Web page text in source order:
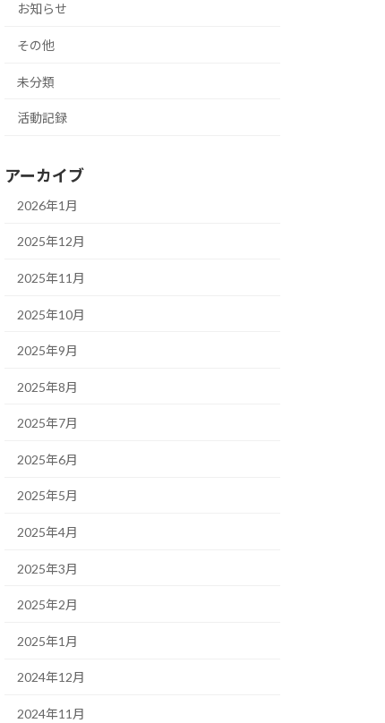
お知らせ
その他
未分類
活動記録
アーカイブ
2026年1月
2025年12月
2025年11月
2025年10月
2025年9月
2025年8月
2025年7月
2025年6月
2025年5月
2025年4月
2025年3月
2025年2月
2025年1月
2024年12月
2024年11月